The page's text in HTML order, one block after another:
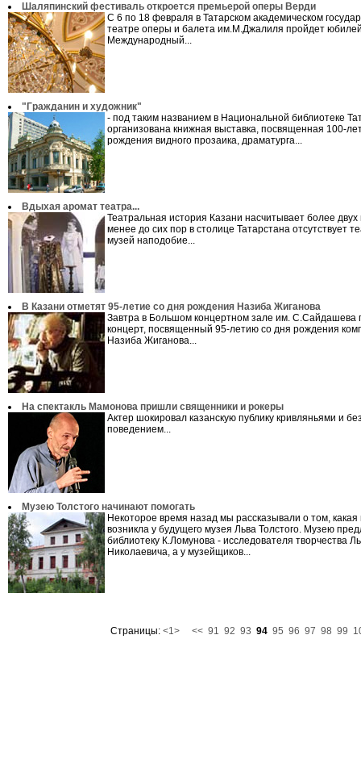
Шаляпинский фестиваль откроется премьерой оперы Верди
С 6 по 18 февраля в Татарском академическом
театре оперы и балета им.М.Джалиля пройдет
Международный...
"Гражданин и художник"
- под таким названием в Национальной библиотеке
организована книжная выставка, посвященная 100-
рождения видного прозаика, драматурга...
Вдыхая аромат театра...
Театральная история Казани насчитывает более двух
менее до сих пор в столице Татарстана отсутствует
музей наподобие...
В Казани отметят 95-летие со дня рождения Назиба Жиганова
Завтра в Большом концертном зале им. С.Сайдашева
концерт, посвященный 95-летию со дня рождения
Назиба Жиганова...
На спектакль Мамонова пришли священники и рокеры
Актер шокировал казанскую публику кривляньями и
поведением...
Музею Толстого начинают помогать
Некоторое время назад мы рассказывали о том,
возникла у будущего музея Льва Толстого. Музею
библиотеку К.Ломунова - исследователя творчества
Николаевича, а у музейщиков...
Страницы: <1> << 91 92 93 94 95 96 97 98 99